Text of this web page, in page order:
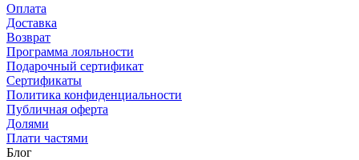
Оплата
Доставка
Возврат
Программа лояльности
Подарочный сертификат
Сертификаты
Политика конфиденциальности
Публичная оферта
Долями
Плати частями
Блог